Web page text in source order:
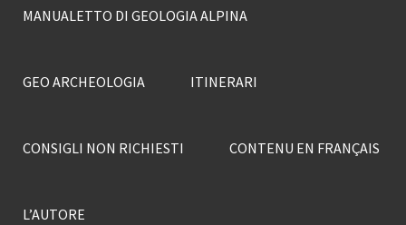
MANUALETTO DI GEOLOGIA ALPINA
GEO ARCHEOLOGIA ITINERARI
CONSIGLI NON RICHIESTI CONTENU EN FRANÇAIS
L’AUTORE